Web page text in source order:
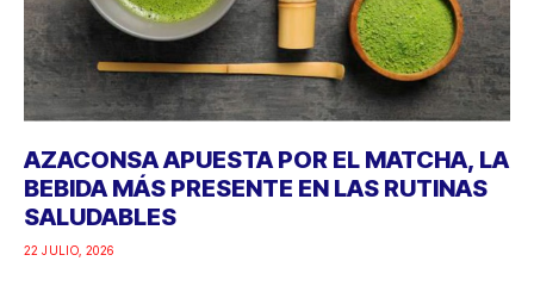
AZACONSA APUESTA POR EL MATCHA, LA
BEBIDA MÁS PRESENTE EN LAS RUTINAS
SALUDABLES
22 JULIO, 2026